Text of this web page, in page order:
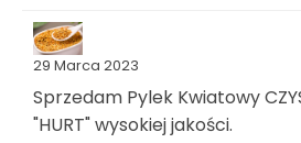
29 Marca 2023
Sprzedam Pylek Kwiatowy
"HURT" wysokiej jakości.